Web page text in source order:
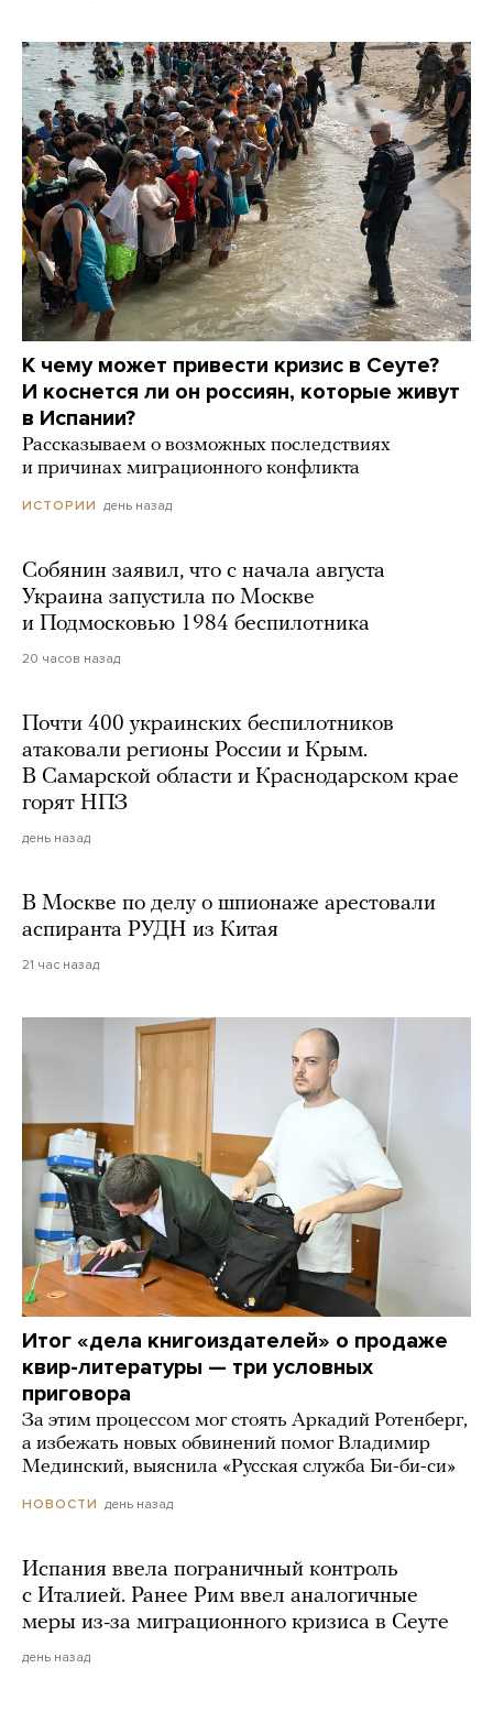
К чему может привести кризис в Сеуте?
И коснется ли он россиян, которые живут
в Испании?
Рассказываем о возможных последствиях
и причинах миграционного конфликта
ИСТОРИИ день назад
Собянин заявил, что с начала августа
Украина запустила по Москве
и Подмосковью 1984 беспилотника
20 часов назад
Почти 400 украинских беспилотников
атаковали регионы России и Крым.
В Самарской области и Краснодарском крае
горят НПЗ
день назад
В Москве по делу о шпионаже арестовали
аспиранта РУДН из Китая
21 час назад
Итог «дела книгоиздателей» о продаже
квир-литературы — три условных
приговора
За этим процессом мог стоять Аркадий Ротенберг,
а избежать новых обвинений помог Владимир
Мединский, выяснила «Русская служба Би-би-си»
НОВОСТИ день назад
Испания ввела пограничный контроль
с Италией. Ранее Рим ввел аналогичные
меры из-за миграционного кризиса в Сеуте
день назад